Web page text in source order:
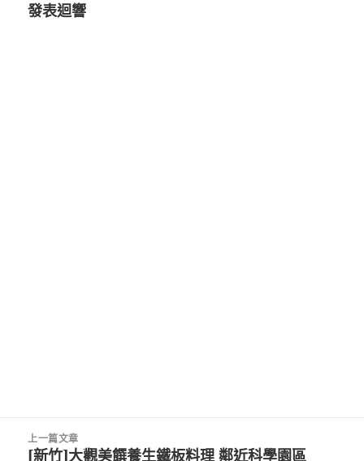
發表迴響
上一篇文章
上
[新竹]大觀美饌養生鐵板料理 鄰近科學園區